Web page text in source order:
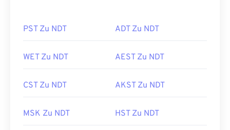
PST Zu NDT ADT Zu NDT
WET Zu NDT AEST Zu NDT
CST Zu NDT AKST Zu NDT
MSK Zu NDT HST Zu NDT